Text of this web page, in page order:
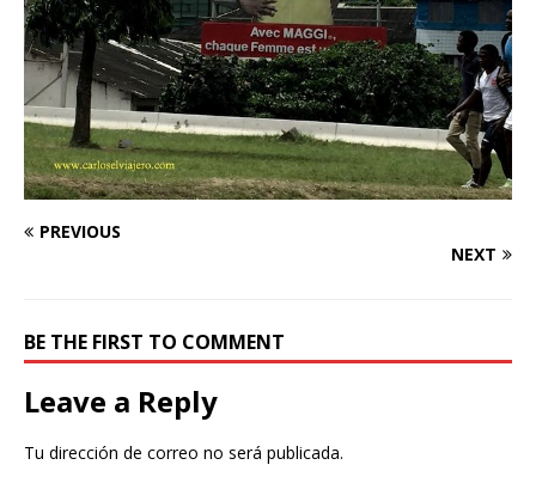
PREVIOUS
NEXT
BE THE FIRST TO COMMENT
Leave a Reply
Tu dirección de correo no será publicada.